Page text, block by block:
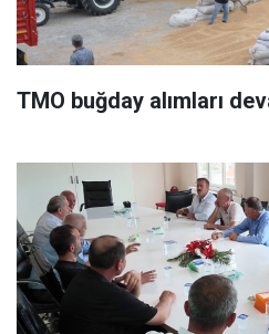
TMO buğday alımları